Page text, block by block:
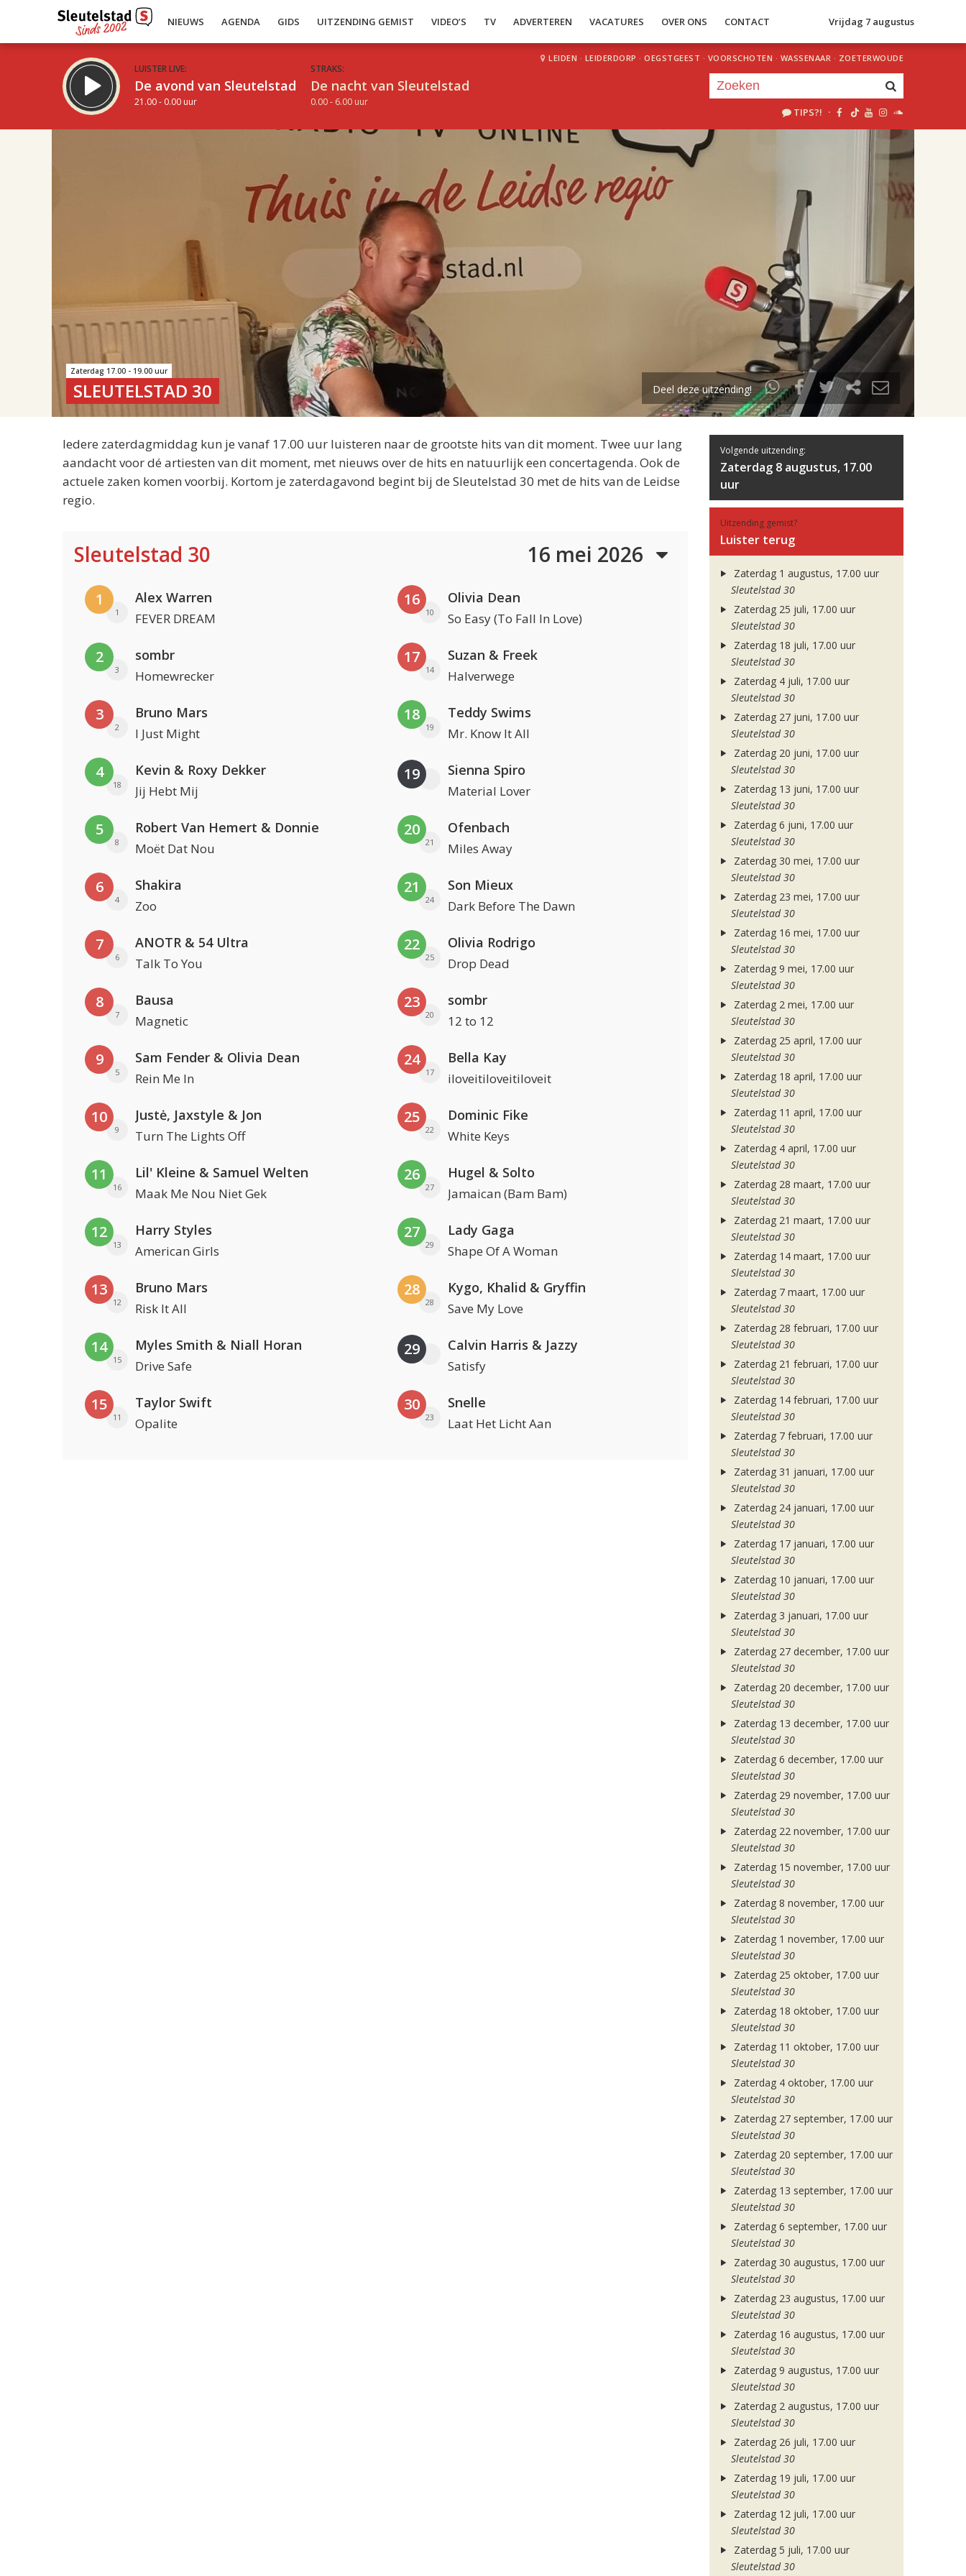
NIEUWS AGENDA GIDS UITZENDING GEMIST VIDEO’S TV ADVERTEREN VACATURES OVER ONS CONTACT Vrijdag 7 augustus
LUISTER LIVE:
De avond van Sleutelstad
21.00 - 0.00 uur
STRAKS:
De nacht van Sleutelstad
0.00 - 6.00 uur
LEIDEN · LEIDERDORP · OEGSTGEEST · VOORSCHOTEN · WASSENAAR · ZOETERWOUDE
TIPS?! ·
uur 1 van 2
Volgend uur
Zaterdag 17.00 - 19.00 uur
SLEUTELSTAD 30 Deel deze uitzending!
Iedere zaterdagmiddag kun je vanaf 17.00 uur luisteren naar de grootste hits van dit moment. Twee uur lang
aandacht voor dé artiesten van dit moment, met nieuws over de hits en natuurlijk een concertagenda. Ook de
actuele zaken komen voorbij. Kortom je zaterdagavond begint bij de Sleutelstad 30 met de hits van de Leidse
regio.
Sleutelstad 30 16 mei 2026
1
1
Alex Warren
FEVER DREAM
2
3
sombr
Homewrecker
3
2
Bruno Mars
I Just Might
4
18
Kevin & Roxy Dekker
Jij Hebt Mij
5
8
Robert Van Hemert & Donnie
Moët Dat Nou
6
4
Shakira
Zoo
7
6
ANOTR & 54 Ultra
Talk To You
8
7
Bausa
Magnetic
9
5
Sam Fender & Olivia Dean
Rein Me In
10
9
Justė, Jaxstyle & Jon
Turn The Lights Off
11
16
Lil' Kleine & Samuel Welten
Maak Me Nou Niet Gek
12
13
Harry Styles
American Girls
13
12
Bruno Mars
Risk It All
14
15
Myles Smith & Niall Horan
Drive Safe
15
11
Taylor Swift
Opalite
16
10
Olivia Dean
So Easy (To Fall In Love)
17
14
Suzan & Freek
Halverwege
18
19
Teddy Swims
Mr. Know It All
19 Sienna Spiro
Material Lover
20
21
Ofenbach
Miles Away
21
24
Son Mieux
Dark Before The Dawn
22
25
Olivia Rodrigo
Drop Dead
23
20
sombr
12 to 12
24
17
Bella Kay
iloveitiloveitiloveit
25
22
Dominic Fike
White Keys
26
27
Hugel & Solto
Jamaican (Bam Bam)
27
29
Lady Gaga
Shape Of A Woman
28
28
Kygo, Khalid & Gryffin
Save My Love
29 Calvin Harris & Jazzy
Satisfy
30
23
Snelle
Laat Het Licht Aan
Volgende uitzending:
Zaterdag 8 augustus, 17.00
uur
Uitzending gemist?
Luister terug
Zaterdag 1 augustus, 17.00 uur
Sleutelstad 30
Zaterdag 25 juli, 17.00 uur
Sleutelstad 30
Zaterdag 18 juli, 17.00 uur
Sleutelstad 30
Zaterdag 4 juli, 17.00 uur
Sleutelstad 30
Zaterdag 27 juni, 17.00 uur
Sleutelstad 30
Zaterdag 20 juni, 17.00 uur
Sleutelstad 30
Zaterdag 13 juni, 17.00 uur
Sleutelstad 30
Zaterdag 6 juni, 17.00 uur
Sleutelstad 30
Zaterdag 30 mei, 17.00 uur
Sleutelstad 30
Zaterdag 23 mei, 17.00 uur
Sleutelstad 30
Zaterdag 16 mei, 17.00 uur
Sleutelstad 30
Zaterdag 9 mei, 17.00 uur
Sleutelstad 30
Zaterdag 2 mei, 17.00 uur
Sleutelstad 30
Zaterdag 25 april, 17.00 uur
Sleutelstad 30
Zaterdag 18 april, 17.00 uur
Sleutelstad 30
Zaterdag 11 april, 17.00 uur
Sleutelstad 30
Zaterdag 4 april, 17.00 uur
Sleutelstad 30
Zaterdag 28 maart, 17.00 uur
Sleutelstad 30
Zaterdag 21 maart, 17.00 uur
Sleutelstad 30
Zaterdag 14 maart, 17.00 uur
Sleutelstad 30
Zaterdag 7 maart, 17.00 uur
Sleutelstad 30
Zaterdag 28 februari, 17.00 uur
Sleutelstad 30
Zaterdag 21 februari, 17.00 uur
Sleutelstad 30
Zaterdag 14 februari, 17.00 uur
Sleutelstad 30
Zaterdag 7 februari, 17.00 uur
Sleutelstad 30
Zaterdag 31 januari, 17.00 uur
Sleutelstad 30
Zaterdag 24 januari, 17.00 uur
Sleutelstad 30
Zaterdag 17 januari, 17.00 uur
Sleutelstad 30
Zaterdag 10 januari, 17.00 uur
Sleutelstad 30
Zaterdag 3 januari, 17.00 uur
Sleutelstad 30
Zaterdag 27 december, 17.00 uur
Sleutelstad 30
Zaterdag 20 december, 17.00 uur
Sleutelstad 30
Zaterdag 13 december, 17.00 uur
Sleutelstad 30
Zaterdag 6 december, 17.00 uur
Sleutelstad 30
Zaterdag 29 november, 17.00 uur
Sleutelstad 30
Zaterdag 22 november, 17.00 uur
Sleutelstad 30
Zaterdag 15 november, 17.00 uur
Sleutelstad 30
Zaterdag 8 november, 17.00 uur
Sleutelstad 30
Zaterdag 1 november, 17.00 uur
Sleutelstad 30
Zaterdag 25 oktober, 17.00 uur
Sleutelstad 30
Zaterdag 18 oktober, 17.00 uur
Sleutelstad 30
Zaterdag 11 oktober, 17.00 uur
Sleutelstad 30
Zaterdag 4 oktober, 17.00 uur
Sleutelstad 30
Zaterdag 27 september, 17.00 uur
Sleutelstad 30
Zaterdag 20 september, 17.00 uur
Sleutelstad 30
Zaterdag 13 september, 17.00 uur
Sleutelstad 30
Zaterdag 6 september, 17.00 uur
Sleutelstad 30
Zaterdag 30 augustus, 17.00 uur
Sleutelstad 30
Zaterdag 23 augustus, 17.00 uur
Sleutelstad 30
Zaterdag 16 augustus, 17.00 uur
Sleutelstad 30
Zaterdag 9 augustus, 17.00 uur
Sleutelstad 30
Zaterdag 2 augustus, 17.00 uur
Sleutelstad 30
Zaterdag 26 juli, 17.00 uur
Sleutelstad 30
Zaterdag 19 juli, 17.00 uur
Sleutelstad 30
Zaterdag 12 juli, 17.00 uur
Sleutelstad 30
Zaterdag 5 juli, 17.00 uur
Sleutelstad 30